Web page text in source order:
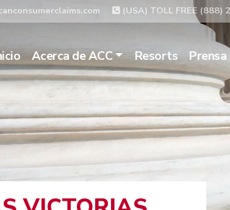
(USA) TOLL FREE (888)
Acerca de ACC Resorts Prensa